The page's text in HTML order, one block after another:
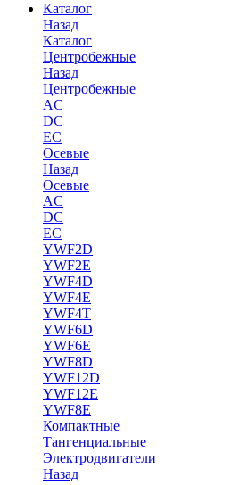
Каталог
Назад
Каталог
Центробежные
Назад
Центробежные
AC
DC
EC
Осевые
Назад
Осевые
AC
DC
EC
YWF2D
YWF2E
YWF4D
YWF4E
YWF4T
YWF6D
YWF6E
YWF8D
YWF12D
YWF12E
YWF8E
Компактные
Тангенциальные
Электродвигатели
Назад